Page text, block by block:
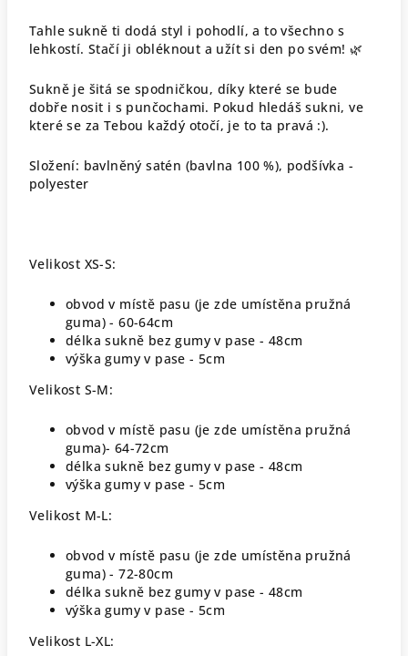
Tahle sukně ti dodá styl i pohodlí, a to všechno s
lehkostí. Stačí ji obléknout a užít si den po svém! 🌿
Sukně je šitá se spodničkou, díky které se bude
dobře nosit i s punčochami. Pokud hledáš sukni, ve
které se za Tebou každý otočí, je to ta pravá :).
Složení: bavlněný satén (bavlna 100 %), podšívka -
polyester
Velikost XS-S:
obvod v místě pasu (je zde umístěna pružná
guma) - 60-64cm
délka sukně bez gumy v pase - 48cm
výška gumy v pase - 5cm
Velikost S-M:
obvod v místě pasu (je zde umístěna pružná
guma)- 64-72cm
délka sukně bez gumy v pase - 48cm
výška gumy v pase - 5cm
Velikost M-L:
obvod v místě pasu (je zde umístěna pružná
guma) - 72-80cm
délka sukně bez gumy v pase - 48cm
výška gumy v pase - 5cm
Velikost L-XL: